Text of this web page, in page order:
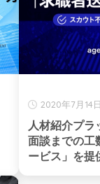
2020年7月14日
人材紹介プ
面談までの工
ービス」を提